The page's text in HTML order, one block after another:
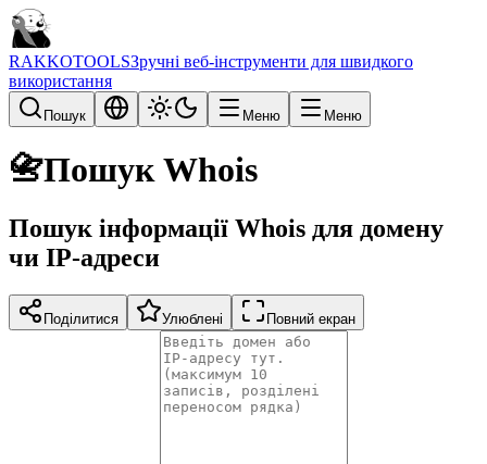
RAKKOTOOLSЗручні веб-інструменти для швидкого
використання
Пошук Меню Меню
📇Пошук Whois
Пошук інформації Whois для домену
чи IP-адреси
Поділитися Улюблені Повний екран